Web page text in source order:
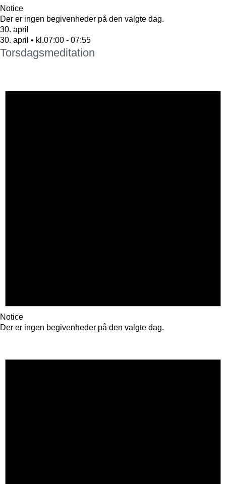
Notice
Der er ingen begivenheder på den valgte dag.
30. april
30. april • kl.07:00 - 07:55
Torsdagsmeditation
Notice
Der er ingen begivenheder på den valgte dag.